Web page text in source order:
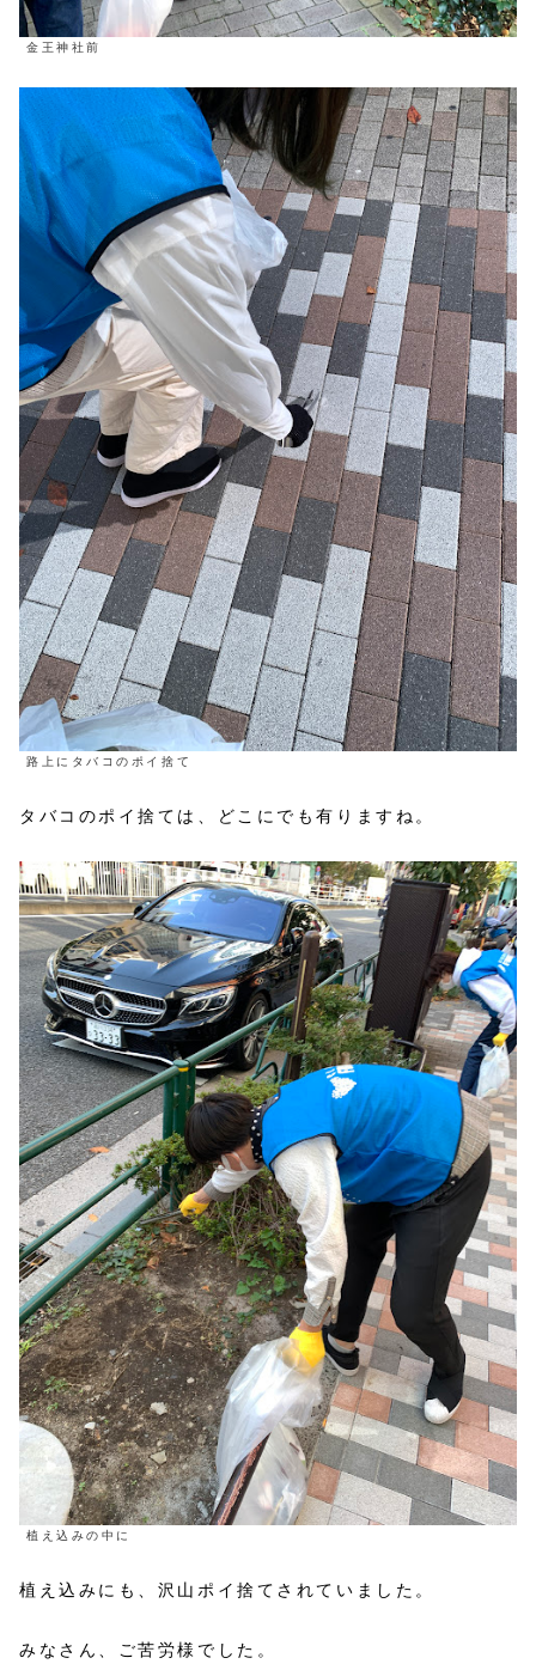
金王神社前
路上にタバコのポイ捨て
タバコのポイ捨ては、どこにでも有りますね。
植え込みの中に
植え込みにも、沢山ポイ捨てされていました。
みなさん、ご苦労様でした。